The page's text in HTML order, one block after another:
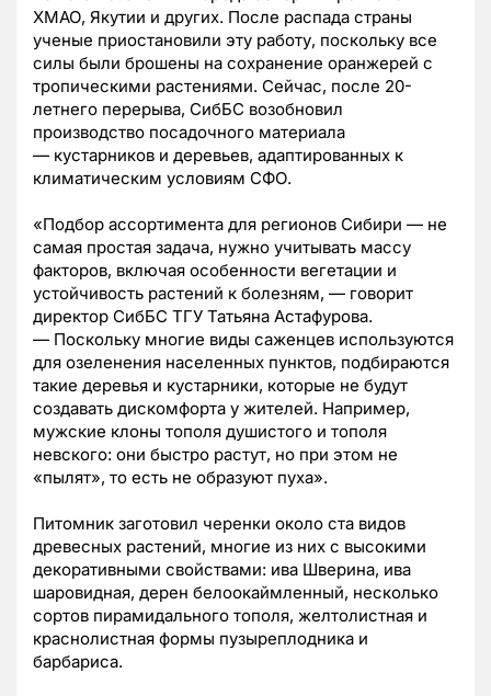
ХМАО, Якутии и других. После распада страны
ученые приостановили эту работу, поскольку все
силы были брошены на сохранение оранжерей с
тропическими растениями. Сейчас, после 20-
летнего перерыва, СибБС возобновил
производство посадочного материала
— кустарников и деревьев, адаптированных к
климатическим условиям СФО.
«Подбор ассортимента для регионов Сибири — не
самая простая задача, нужно учитывать массу
факторов, включая особенности вегетации и
устойчивость растений к болезням, — говорит
директор СибБС ТГУ Татьяна Астафурова.
— Поскольку многие виды саженцев используются
для озеленения населенных пунктов, подбираются
такие деревья и кустарники, которые не будут
создавать дискомфорта у жителей. Например,
мужские клоны тополя душистого и тополя
невского: они быстро растут, но при этом не
«пылят», то есть не образуют пуха».
Питомник заготовил черенки около ста видов
древесных растений, многие из них с высокими
декоративными свойствами: ива Шверина, ива
шаровидная, дерен белоокаймленный, несколько
сортов пирамидального тополя, желтолистная и
краснолистная формы пузыреплодника и
барбариса.